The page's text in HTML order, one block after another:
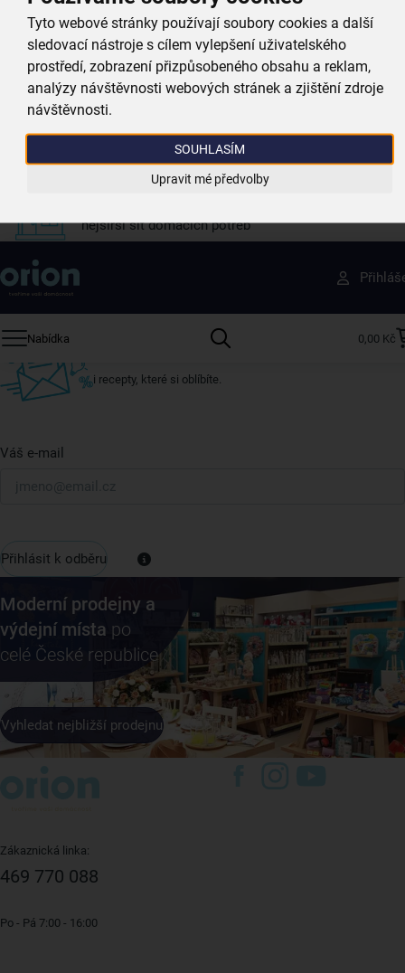
Tyto webové stránky používají soubory cookies a další
sledovací nástroje s cílem vylepšení uživatelského
prostředí, zobrazení přizpůsobeného obsahu a reklam,
analýzy návštěvnosti webových stránek a zjištění zdroje
návštěvnosti.
SOUHLASÍM
Upravit mé předvolby
při nákupu nad 999 Kč
Zboží doručujeme rychle
máme téměr vše skladem
Vždy si u nás vyberete
4 000 kvalitních produktů
nejširší síť domácích potřeb
Nabídka 0,00 Kč
Získejte rady, recepty a tipy na slevy dřív než
ostatní
Přihlaste se k odběru našeho newsletteru.
i recepty, které si oblíbíte.
Váš e-mail
Přihlásit k odběru
Moderní prodejny a
výdejní místa po
celé České republice
Vyhledat nejbližší prodejnu
Zákaznická linka:
469 770 088
Po - Pá 7:00 - 16:00